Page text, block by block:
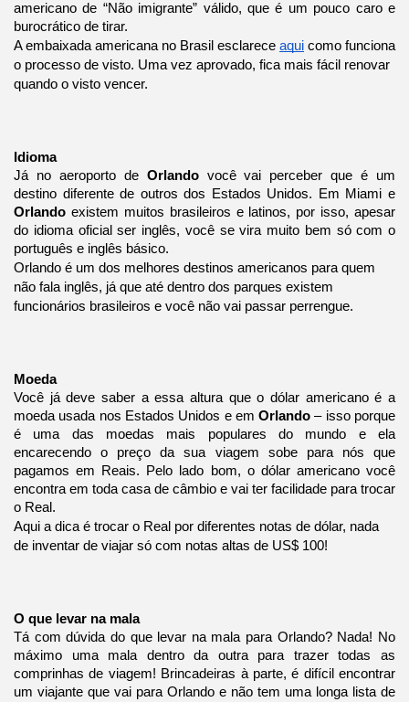
americano de “Não imigrante” válido, que é um pouco caro e
burocrático de tirar.
A embaixada americana no Brasil esclarece aqui como funciona
o processo de visto. Uma vez aprovado, fica mais fácil renovar
quando o visto vencer.
Idioma
Já no aeroporto de Orlando você vai perceber que é um
destino diferente de outros dos Estados Unidos. Em Miami e
Orlando existem muitos brasileiros e latinos, por isso, apesar
do idioma oficial ser inglês, você se vira muito bem só com o
português e inglês básico.
Orlando é um dos melhores destinos americanos para quem
não fala inglês, já que até dentro dos parques existem
funcionários brasileiros e você não vai passar perrengue.
Moeda
Você já deve saber a essa altura que o dólar americano é a
moeda usada nos Estados Unidos e emOrlando– isso porque
é uma das moedas mais populares do mundo e ela
encarecendo o preço da sua viagem sobe para nós que
pagamos em Reais. Pelo lado bom, o dólar americano você
encontra em toda casa de câmbio e vai ter facilidade para trocar
o Real.
Aqui a dica é trocar o Real por diferentes notas de dólar, nada
de inventar de viajar só com notas altas de US$ 100!
O que levar na mala
Tá com dúvida do que levar na mala para Orlando? Nada! No
máximo uma mala dentro da outra para trazer todas as
comprinhas de viagem! Brincadeiras à parte, é difícil encontrar
um viajante que vai para Orlando e não tem uma longa lista de